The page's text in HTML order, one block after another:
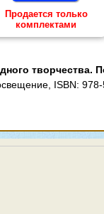
Продается только
комплектами
творчества.
ISBN: